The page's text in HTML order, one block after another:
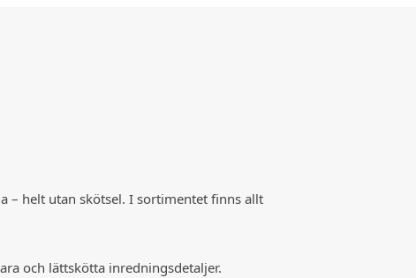
– helt utan skötsel. I sortimentet finns allt
och lättskötta inredningsdetaljer.